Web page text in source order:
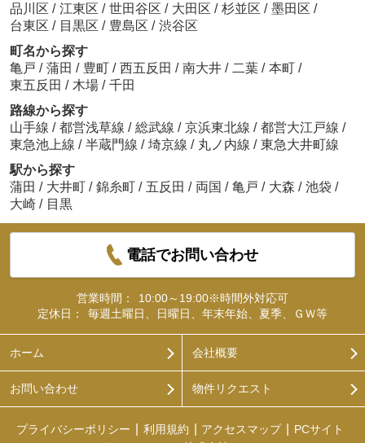
品川区 / 江東区 / 世田谷区 / 大田区 / 杉並区 / 墨田区 /
台東区 / 目黒区 / 豊島区 / 渋谷区
町名から探す
亀戸 / 蒲田 / 豊町 / 西五反田 / 南大井 / 二葉 / 本町 /
東五反田 / 木場 / 千田
路線から探す
山手線 / 都営浅草線 / 総武線 / 京浜東北線 / 都営大江戸線 /
東急池上線 / 半蔵門線 / 埼京線 / 丸ノ内線 / 東急大井町線
駅から探す
蒲田 / 大井町 / 錦糸町 / 五反田 / 両国 / 亀戸 / 大森 / 池袋 /
大崎 / 目黒
電話でお問い合わせ
営業時間：
10:00～19:00※時間外対応可
定休日：
毎週土曜日、日曜日、年末年始、夏季、ＧＷ等
ホーム 会社概要
お問い合わせ 物件リクエスト
プライバシーポリシー 利用規約 アクセスマップ
PCサイト